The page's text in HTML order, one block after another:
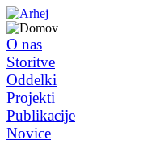
O nas
Storitve
Oddelki
Projekti
Publikacije
Novice